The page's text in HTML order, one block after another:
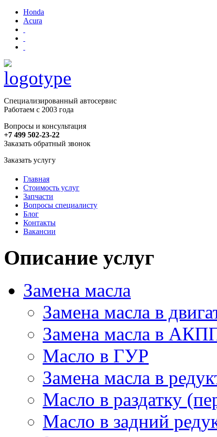
Honda
Acura
Специализированный автосервис
Работаем с 2003 года
Вопросы и консультация
+7 499 502-23-22
Заказать обратный звонок
Заказать услугу
Главная
Стоимость услуг
Запчасти
Вопросы специалисту
Блог
Контакты
Вакансии
Описание услуг
Замена масла
Замена масла в
Замена масла в
Масло в ГУР
Замена масла в
Масло в раздатку
Масло в задний